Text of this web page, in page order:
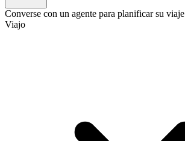
Converse con un agente para planificar su viaje
Viajo